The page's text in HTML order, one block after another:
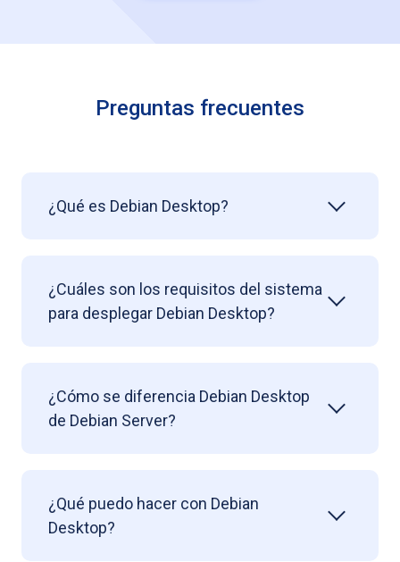
Preguntas frecuentes
¿Qué es Debian Desktop?
¿Cuáles son los requisitos del sistema
para desplegar Debian Desktop?
¿Cómo se diferencia Debian Desktop
de Debian Server?
¿Qué puedo hacer con Debian
Desktop?